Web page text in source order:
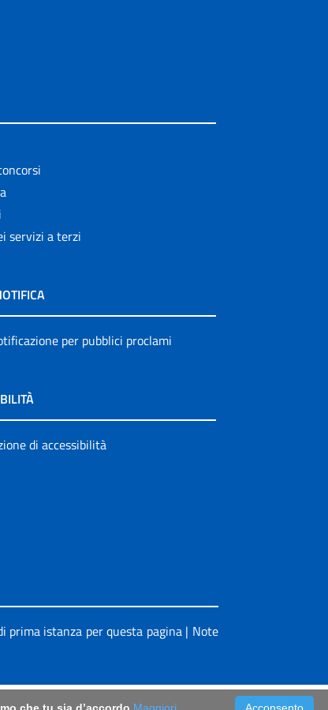
servizi a terzi
per pubblici proclami
di accessibilità
prima istanza per questa pagina| Note